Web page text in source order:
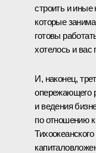
строить и иные
которые
готовы
хотелось и вас
И, наконец,
опережающего
и ведения
по отношению